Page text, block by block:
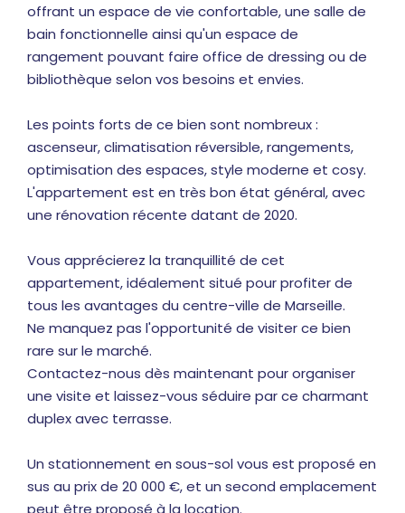
offrant un espace de vie confortable, une salle de
bain fonctionnelle ainsi qu'un espace de
rangement pouvant faire office de dressing ou de
bibliothèque selon vos besoins et envies.
Les points forts de ce bien sont nombreux :
ascenseur, climatisation réversible, rangements,
optimisation des espaces, style moderne et cosy.
L'appartement est en très bon état général, avec
une rénovation récente datant de 2020.
Vous apprécierez la tranquillité de cet
appartement, idéalement situé pour profiter de
tous les avantages du centre-ville de Marseille.
Ne manquez pas l'opportunité de visiter ce bien
rare sur le marché.
Contactez-nous dès maintenant pour organiser
une visite et laissez-vous séduire par ce charmant
duplex avec terrasse.
Un stationnement en sous-sol vous est proposé en
sus au prix de 20 000 €, et un second emplacement
peut être proposé à la location.